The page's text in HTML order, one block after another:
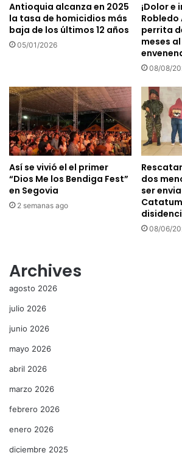
Antioquia alcanza en 2025
la tasa de homicidios más
baja de los últimos 12 años
05/01/2026
¡Dolor e
Robledo
perrita
meses
08/08/
Así se vivió el el primer
“Dios Me los Bendiga Fest”
en Segovia
2 semanas ago
dos
ser
08/06/
Archives
agosto 2026
julio 2026
junio 2026
mayo 2026
abril 2026
marzo 2026
febrero 2026
enero 2026
diciembre 2025